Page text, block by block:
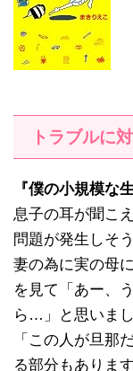
トラブルに
『僕の小規模な
息子の耳が聞こ
問題が発生しそ
妻の為に実の母
を見て「あー、
ら…」と思いま
「この人が旦那
る部分もあります